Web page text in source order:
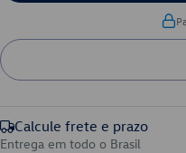
Calcule frete e prazo
Entrega em todo o Brasil